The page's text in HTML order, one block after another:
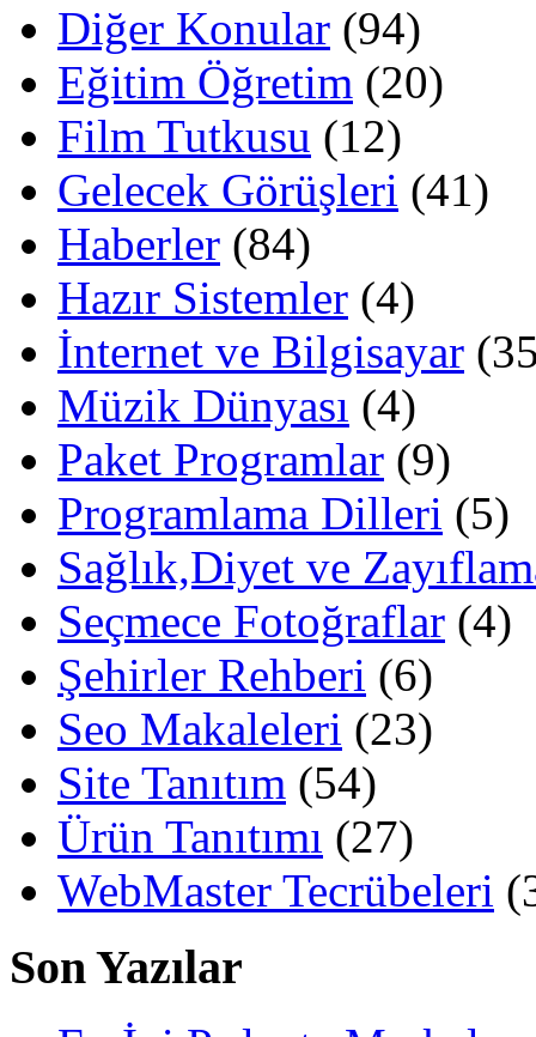
Diğer Konular (94)
Eğitim Öğretim (20)
Film Tutkusu (12)
Gelecek Görüşleri (41)
Haberler (84)
Hazır Sistemler (4)
İnternet ve Bilgisayar
Müzik Dünyası (4)
Paket Programlar (9)
Programlama Dilleri (5)
Sağlık,Diyet ve
Seçmece Fotoğraflar (4)
Şehirler Rehberi (6)
Seo Makaleleri (23)
Site Tanıtım (54)
Ürün Tanıtımı (27)
WebMaster Tecrübeleri
Son Yazılar